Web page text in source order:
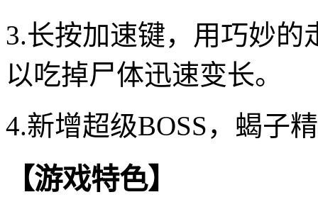
3.长按加速键，用巧妙
以吃掉尸体迅速变长。
4.新增超级BOSS，蝎子
【游戏特色】